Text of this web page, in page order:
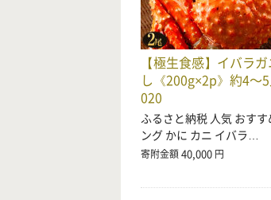
【極生食感】イバラ
し《200g×2p》約4～
020
ふるさと納税 人気 おすす
ング かに カニ イバラ…
寄附金額40,000 円